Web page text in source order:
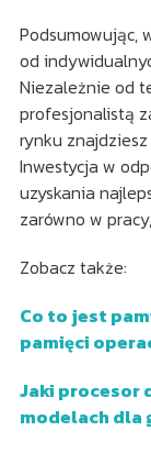
Podsumowując,
od
Niezależnie od
profesjonalistą
rynku
Inwestycja w
uzyskania
zarówno w
Zobacz także:
Co to jest
pamięci
Jaki procesor
modelach dla